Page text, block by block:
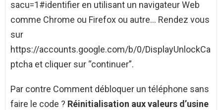
sacu=1#identifier en utilisant un navigateur Web
comme Chrome ou Firefox ou autre… Rendez vous
sur
https://accounts.google.com/b/0/DisplayUnlockCa
ptcha et cliquer sur “continuer”.
Par contre Comment débloquer un téléphone sans
faire le code ? Réinitialisation aux valeurs d’usine